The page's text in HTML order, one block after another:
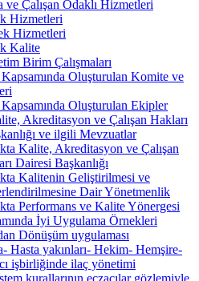
ve Çalışan Odaklı Hizmetleri
Hizmetleri
Hizmetleri
Kalite
Birim Çalışmaları
Oluşturulan Komite ve
Oluşturulan Ekipler
Akreditasyon ve Çalışan Hakları
ve ilgili Mevzuatlar
Kalite, Akreditasyon ve Çalışan
Dairesi Başkanlığı
Kalitenin Geliştirilmesi ve
Dair Yönetmenlik
Performans ve Kalite Yönergesi
İyi Uygulama Örnekleri
Dönüşüm uygulaması
Hasta yakınları- Hekim- Hemşire-
işbirliğinde ilaç yönetimi
kurallarının eczacılar gözlemiyle